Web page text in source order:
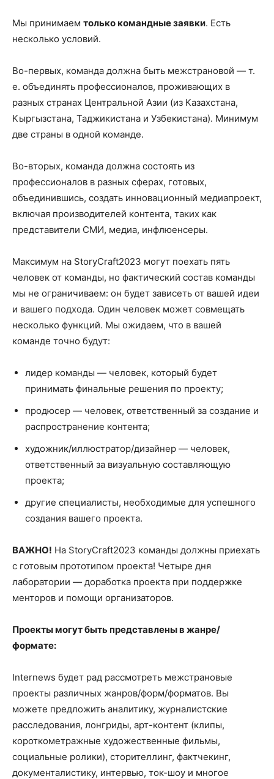
Мы принимаем только командные заявки. Есть
несколько условий.
Во-первых, команда должна быть межстрановой — т.
е. объединять профессионалов, проживающих в
разных странах Центральной Азии (из Казахстана,
Кыргызстана, Таджикистана и Узбекистана). Минимум
две страны в одной команде.
Во-вторых, команда должна состоять из
профессионалов в разных сферах, готовых,
объединившись, создать инновационный медиапроект,
включая производителей контента, таких как
представители СМИ, медиа, инфлюенсеры.
Максимум на StoryCraft2023 могут поехать пять
человек от команды, но фактический состав команды
мы не ограничиваем: он будет зависеть от вашей идеи
и вашего подхода. Один человек может совмещать
несколько функций. Мы ожидаем, что в вашей
команде точно будут:
лидер команды — человек, который будет
принимать финальные решения по проекту;
продюсер — человек, ответственный за создание и
распространение контента;
художник/иллюстратор/дизайнер — человек,
ответственный за визуальную составляющую
проекта;
другие специалисты, необходимые для успешного
создания вашего проекта.
ВАЖНО! На StoryCraft2023 команды должны приехать
с готовым прототипом проекта! Четыре дня
лаборатории — доработка проекта при поддержке
менторов и помощи организаторов.
Проекты могут быть представлены в жанре/
формате:
Internews будет рад рассмотреть межстрановые
проекты различных жанров/форм/форматов. Вы
можете предложить аналитику, журналистские
расследования, лонгриды, арт-контент (клипы,
короткометражные художественные фильмы,
социальные ролики), сторителлинг, фактчекинг,
документалистику, интервью, ток-шоу и многое